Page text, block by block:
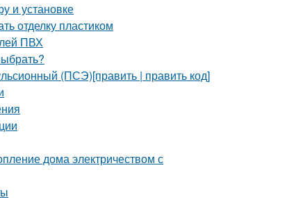
и установке
отделку пластиком
ПВХ
(ПСЭ)[править | править код]
дома электричеством с